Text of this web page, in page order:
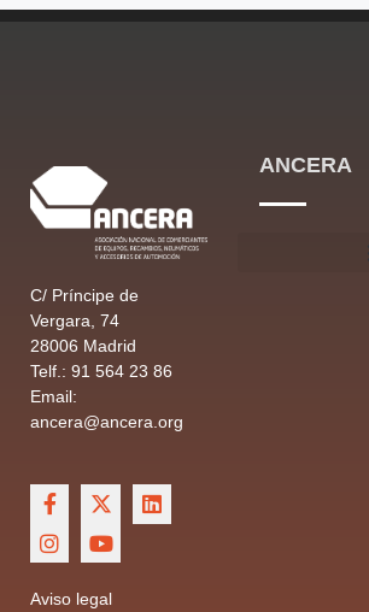
C/ Príncipe de
Vergara, 74
28006 Madrid
Telf.: 91 564 23 86
Email:
ancera@ancera.org
Aviso legal
ANCERA